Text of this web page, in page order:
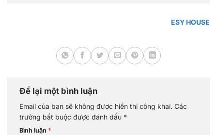
ESY HOUSE
Để lại một bình luận
Email của bạn sẽ không được hiển thị công khai. Các
trường bắt buộc được đánh dấu *
Bình luận *